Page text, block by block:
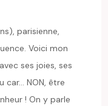
parisienne,
Voici mon
ses joies, ses
car... NON, être
! On y parle